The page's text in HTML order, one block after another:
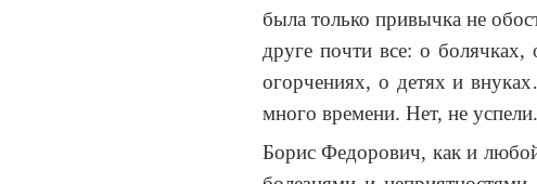
была только привычка не
друге почти все: о
огорчениях, о детях и
много времени. Нет, не успели.
Борис Федорович, как и